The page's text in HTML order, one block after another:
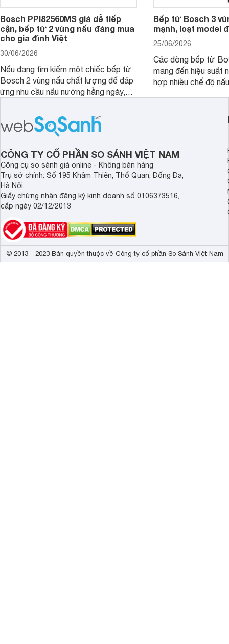
Bosch PPI82560MS giá dễ tiếp
cận, bếp từ 2 vùng nấu đáng mua
cho gia đình Việt
30/06/2026
Nếu đang tìm kiếm một chiếc bếp từ
Bosch 2 vùng nấu chất lượng để đáp
ứng nhu cầu nấu nướng hằng ngày,
chọn đáng cân nhắc.
Bếp từ Bosch 3
mạnh, loạt model
25/06/2026
Các dòng bếp từ
mang đến hiệu suất
hợp nhiều chế độ
vùng nấu đáng mua
CÔNG TY CỔ PHẦN SO SÁNH VIỆT NAM
Công cụ so sánh giá online - Không bán hàng
Trụ sở chính: Số 195 Khâm Thiên, Thổ Quan, Đống Đa,
Hà Nội
Giấy chứng nhận đăng ký kinh doanh số 0106373516,
cấp ngày 02/12/2013
© 2013 - 2023 Bản quyền thuộc về Công ty cổ phần So Sánh Việt Nam